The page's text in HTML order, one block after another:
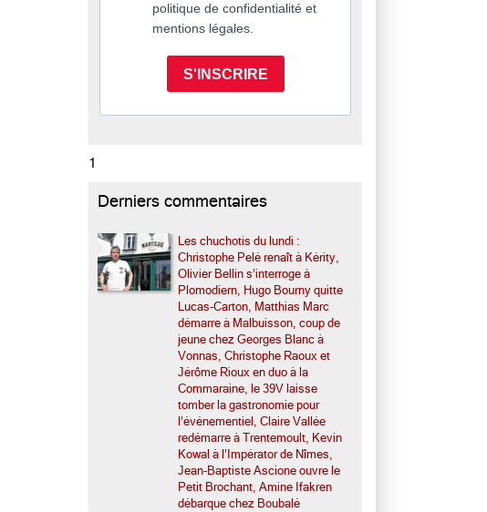
politique de confidentialité et
mentions légales.
S'INSCRIRE
1
Derniers commentaires
Les chuchotis du lundi :
Christophe Pelé renaît à Kérity,
Olivier Bellin s’interroge à
Plomodiern, Hugo Bourny quitte
Lucas-Carton, Matthias Marc
démarre à Malbuisson, coup de
jeune chez Georges Blanc à
Vonnas, Christophe Raoux et
Jérôme Rioux en duo à la
Commaraine, le 39V laisse
tomber la gastronomie pour
l’événementiel, Claire Vallée
redémarre à Trentemoult, Kevin
Kowal à l’Impérator de Nîmes,
Jean-Baptiste Ascione ouvre le
Petit Brochant, Amine Ifakren
débarque chez Boubalé